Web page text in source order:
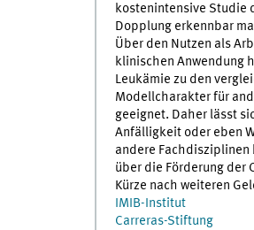
kostenintensive Studie
Dopplung erkennbar
Über den Nutzen als
klinischen Anwendung
Leukämie zu den
Modellcharakter für
geeignet. Daher lässt
Anfälligkeit oder eben
andere Fachdisziplinen
über die Förderung der
Kürze nach weiteren
IMIB-Institut
Carreras-Stiftung